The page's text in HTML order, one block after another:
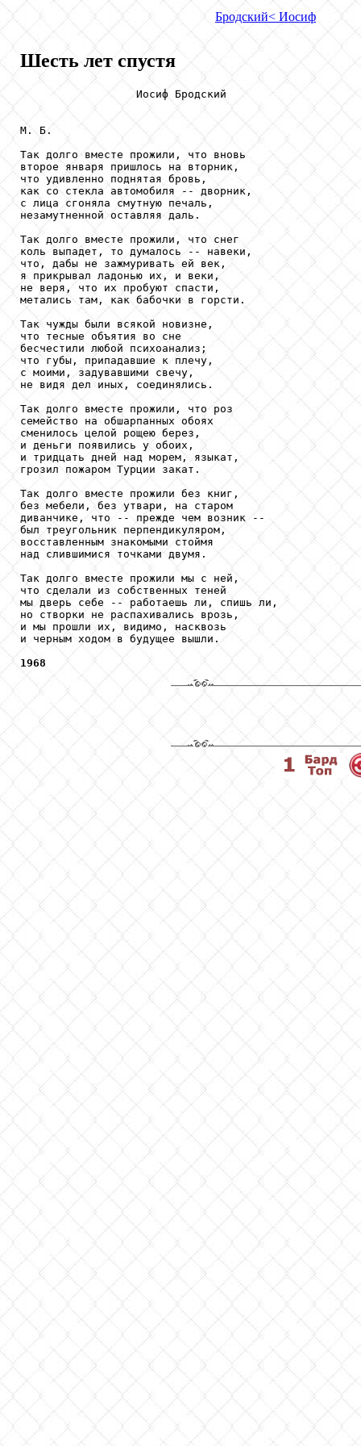
Бродский< Иосиф
Шесть лет спустя
                  Иосиф Бродский
М. Б.
Так долго вместе прожили, что вновь
второе января пришлось на вторник,
что удивленно поднятая бровь,
как со стекла автомобиля -- дворник,
с лица сгоняла смутную печаль,
незамутненной оставляя даль.
Так долго вместе прожили, что снег
коль выпадет, то думалось -- навеки,
что, дабы не зажмуривать ей век,
я прикрывал ладонью их, и веки,
не веря, что их пробуют спасти,
метались там, как бабочки в горсти.
Так чужды были всякой новизне,
что тесные объятия во сне
бесчестили любой психоанализ;
что губы, припадавшие к плечу,
с моими, задувавшими свечу,
не видя дел иных, соединялись.
Так долго вместе прожили, что роз
семейство на обшарпанных обоях
сменилось целой рощею берез,
и деньги появились у обоих,
и тридцать дней над морем, языкат,
грозил пожаром Турции закат.
Так долго вместе прожили без книг,
без мебели, без утвари, на старом
диванчике, что -- прежде чем возник --
был треугольник перпендикуляром,
восставленным знакомыми стоймя
над слившимися точками двумя.
Так долго вместе прожили мы с ней,
что сделали из собственных теней
мы дверь себе -- работаешь ли, спишь ли,
но створки не распахивались врозь,
и мы прошли их, видимо, насквозь
и черным ходом в будущее вышли.
1968